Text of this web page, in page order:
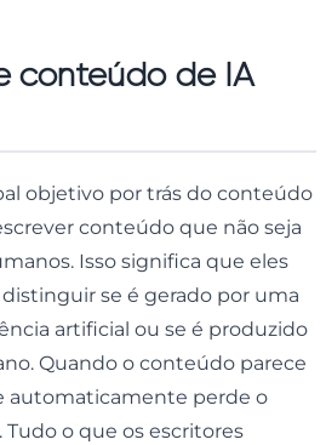
conteúdo de IA
objetivo por trás do conteúdo
conteúdo que não seja
Isso significa que eles
distinguir se é gerado por uma
artificial ou se é produzido
Quando o conteúdo parece
automaticamente perde o
o que os escritores